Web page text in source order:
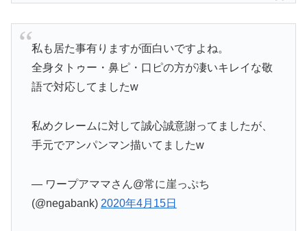
私も居た事有りますが面白いですよね。
全身タトゥー・鼻ピ・口ピの方が凄いキレイな敬
語で対応してましたw
私めクレームに対して誠心誠意謝ってましたが、
手元でアンパンマン描いてましたw
— ワープアママさん@常に崖っぷち
(@negabank) 2020年4月15日